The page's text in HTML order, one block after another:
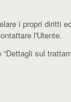
i propri diritti
l'Utente.
sul